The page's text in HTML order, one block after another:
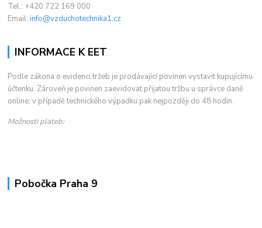
Tel.: +420 722 169 000
Email:info@vzduchotechnika1.cz
INFORMACE K EET
Podle zákona o evidenci tržeb je prodávající povinen vystavit kupujícímu
účtenku. Zároveň je povinen zaevidovat přijatou tržbu u správce daně
online; v případě technického výpadku pak nejpozději do 48 hodin.
Možnosti plateb:
Pobočka Praha 9